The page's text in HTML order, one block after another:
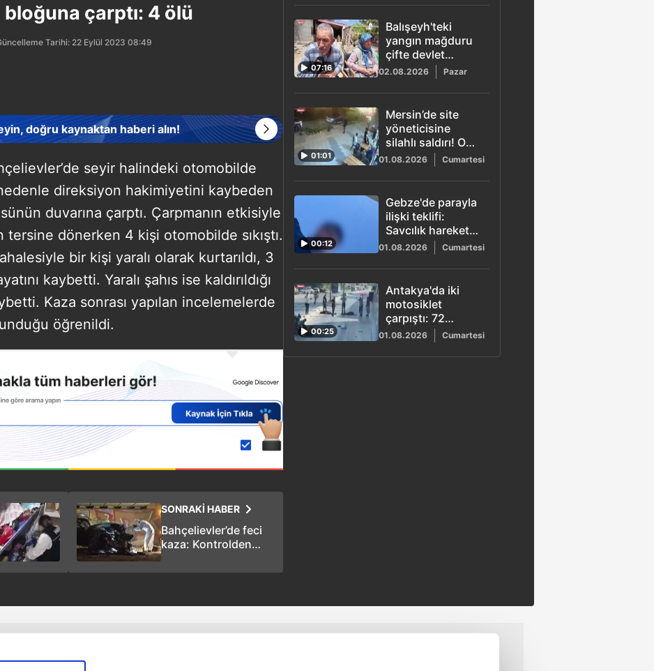
çarptı: 4 ölü
Tarihi: 22 Eylül 2023 08:49
doğru kaynaktan haberi alın!
seyir halindeki otomobilde
direksiyon hakimiyetini kaybeden
duvarına çarptı. Çarpmanın etkisiyle
dönerken 4 kişi otomobilde sıkıştı.
bir kişi yaralı olarak kurtarıldı, 3
kaybetti. Yaralı şahıs ise kaldırıldığı
Kaza sonrası yapılan incelemelerde
öğrenildi.
SONRAKİ HABER
Bahçelievler’de feci
kaza: Kontrolden
araçtaki 4 kişi öldü
07:16
Balışeyh'teki
yangın mağduru
çifte devlet
şefkati
02.08.2026 Pazar
01:01
Mersin’de site
yöneticisine
silahlı saldırı! O
anlar kamerada
01.08.2026 Cumartesi
00:12
Gebze'de parayla
ilişki teklifi:
Savcılık harekete
geçti
01.08.2026 Cumartesi
00:25
Antakya'da iki
motosiklet
çarpıştı: 72
yaşındaki sürücü
yaşamını yitirdi
01.08.2026 Cumartesi